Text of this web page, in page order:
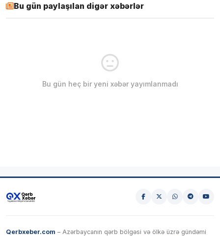
Bu gün paylaşılan digər xəbərlər
Bu gün heç bir yeni xəbər yayımlanmadı
Qerbxeber.com – Azərbaycanın qərb bölgəsi və ölkə üzrə gündəmi